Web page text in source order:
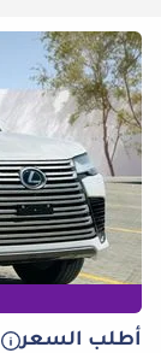
أطلب السعر